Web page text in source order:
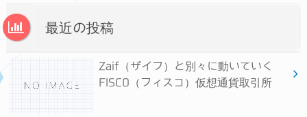
最近の投稿
Zaif（ザイフ）と別々に動いていく
FISCO（フィスコ）仮想通貨取引所